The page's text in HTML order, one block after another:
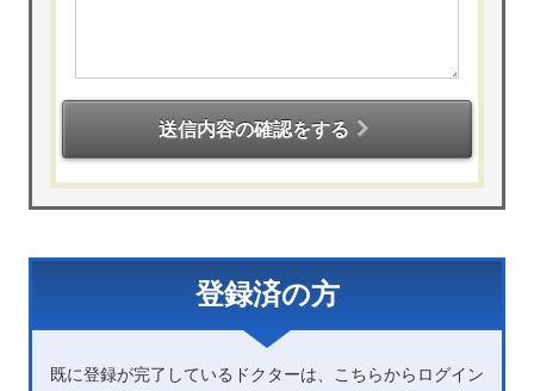
送信内容の確認をする
登録済の方
既に登録が完了しているドクターは、こちらからログイン